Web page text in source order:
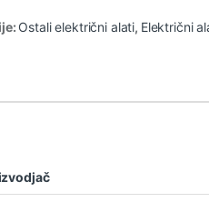
Ostali električni alati, Električni